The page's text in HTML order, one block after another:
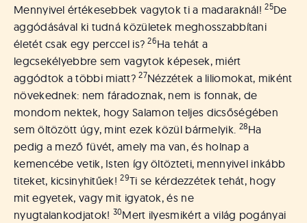
Mennyivel értékesebbek vagytok ti a madaraknál!25De
aggódásával ki tudná közületek meghosszabbítani
életét csak egy perccel is?26Ha tehát a
legcsekélyebbre sem vagytok képesek, miért
aggódtok a többi miatt?27Nézzétek a liliomokat, miként
növekednek: nem fáradoznak, nem is fonnak, de
mondom nektek, hogy Salamon teljes dicsőségében
sem öltözött úgy, mint ezek közül bármelyik. 28Ha
pedig a mező füvét, amely ma van, és holnap a
kemencébe vetik, Isten így öltözteti, mennyivel inkább
titeket, kicsinyhitűek!29Ti se kérdezzétek tehát, hogy
mit egyetek, vagy mit igyatok, és ne
nyugtalankodjatok! 30Mert ilyesmikért a világ pogányai